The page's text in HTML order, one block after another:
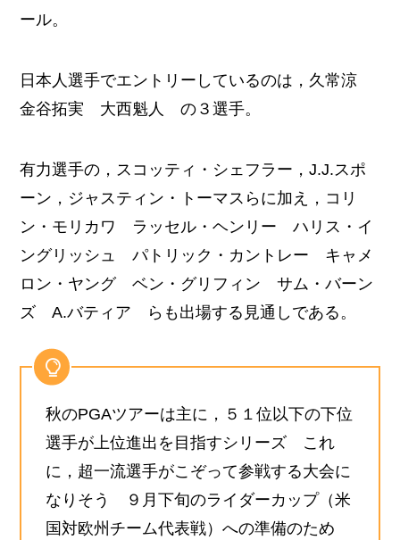
ール。
日本人選手でエントリーしているのは，久常涼
金谷拓実 大西魁人 の３選手。
有力選手の，スコッティ・シェフラー，J.J.スポ
ーン，ジャスティン・トーマスらに加え，コリ
ン・モリカワ ラッセル・ヘンリー ハリス・イ
ングリッシュ パトリック・カントレー キャメ
ロン・ヤング ベン・グリフィン サム・バーン
ズ A.バティア らも出場する見通しである。
秋のPGAツアーは主に，５１位以下の下位
選手が上位進出を目指すシリーズ これ
に，超一流選手がこぞって参戦する大会に
なりそう ９月下旬のライダーカップ（米
国対欧州チーム代表戦）への準備のため